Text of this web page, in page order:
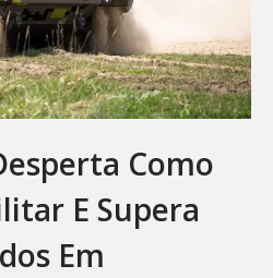
Como
E Supera
Em